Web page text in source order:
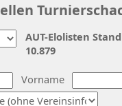
Vorname
AUT-Elolisten
10.879